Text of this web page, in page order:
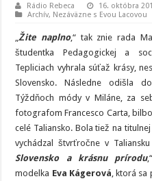
Rádio Rebeca
16. októbra
Archív, Nezáväzne s Evou Lacovou
„Žite naplno,“ tak znie rada
študentka Pedagogickej a
Tepliciach vyhrala súťaž krásy,
Slovensko. Následne odišla
Týždňoch módy v Miláne, za
fotografom Francesco Carta,
celé Taliansko. Bola tiež na
vychádzal štvrťročne v Taliansku
Slovensko a krásnu prírodu
modelka Eva Kágerová , ktorá